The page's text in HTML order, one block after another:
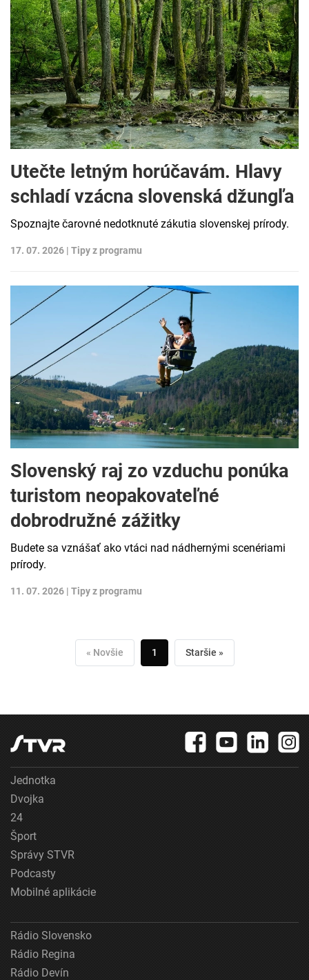
Utečte letným horúčavám. Hlavy
schladí vzácna slovenská džungľa
Spoznajte čarovné nedotknuté zákutia slovenskej prírody.
17. 07. 2026 | Tipy z programu
Slovenský raj zo vzduchu ponúka
turistom neopakovateľné
dobrodružné zážitky
Budete sa vznášať ako vtáci nad nádhernými scenériami
prírody.
11. 07. 2026 | Tipy z programu
« Novšie 1 Staršie »
Jednotka
Dvojka
24
Šport
Správy STVR
Podcasty
Mobilné aplikácie
Rádio Slovensko
Rádio Regina
Rádio Devín